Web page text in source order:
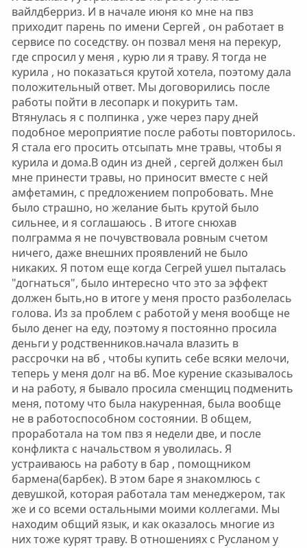
вайлдберриз. И в начале июня ко мне на пвз
приходит парень по имени Сергей , он работает в
сервисе по соседству. он позвал меня на перекур,
где спросил у меня , курю ли я траву. Я тогда не
курила , но показаться крутой хотела, поэтому дала
положительный ответ. Мы договорились после
работы пойти в лесопарк и покурить там.
Втянулась я с полпинка , уже через пару дней
подобное мероприятие после работы повторилось.
Я стала его просить отсыпать мне травы, чтобы я
курила и дома.В один из дней , сергей должен был
мне принести травы, но приносит вместе с ней
амфетамин, с предложением попробовать. Мне
было страшно, но желание быть крутой было
сильнее, и я соглашаюсь . В итоге снюхав
полграмма я не почувствовала ровным счетом
ничего, даже внешних проявлений не было
никаких. Я потом еще когда Сегрей ушел пыталась
"догнаться", было интересно что это за эффект
должен быть,но в итоге у меня просто разболелась
голова. Из за проблем с работой у меня вообще не
было денег на еду, поэтому я постоянно просила
деньги у родственников.начала влазить в
рассрочки на вб , чтобы купить себе всяки мелочи,
теперь у меня долг на вб. Мое курение сказывалось
и на работу, я бывало просила сменщиц подменить
меня, потому что была накуренная, была вообще
не в работоспособном состоянии. В общем,
проработала на том пвз я недели две, и после
конфликта с начальством я уволилась. Я
устраиваюсь на работу в бар , помощником
бармена(барбек). В этом баре я знакомлюсь с
девушкой, которая работала там менеджером, так
же и со всеми остальными моими коллегами. Мы
находим общий язык, и как оказалось многие из
них тоже курят траву. В отношениях с Русланом у